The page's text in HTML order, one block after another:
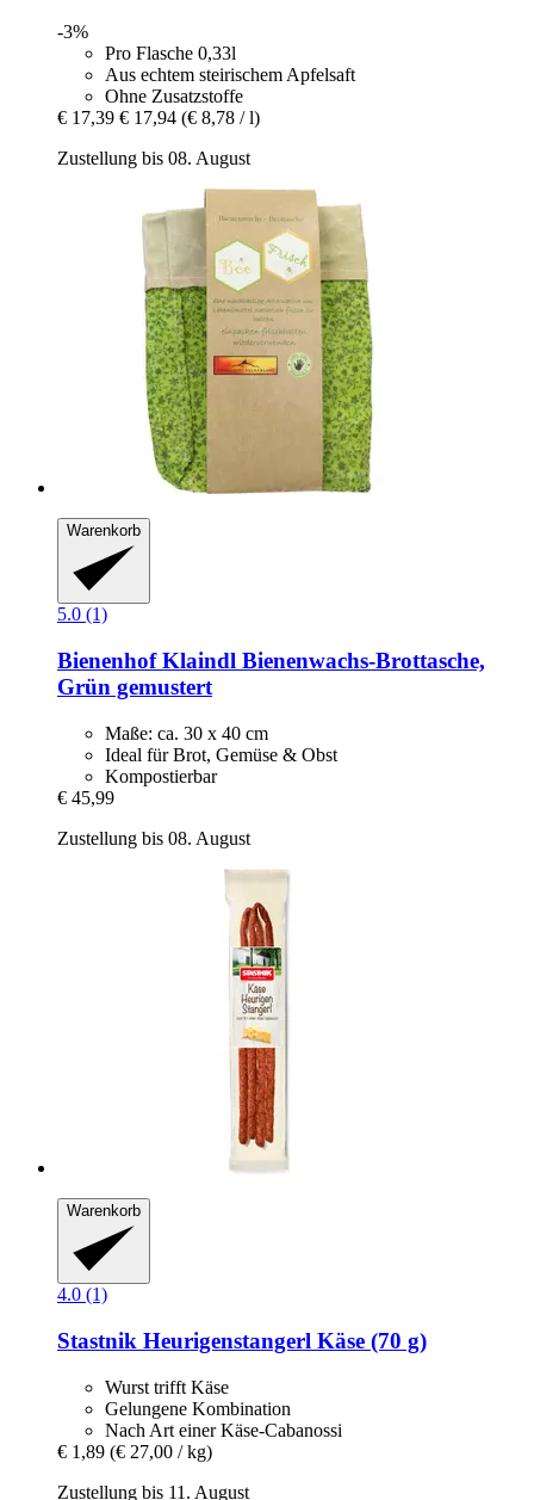
-3%
Pro Flasche 0,33l
Aus echtem steirischem Apfelsaft
Ohne Zusatzstoffe
€ 17,39 € 17,94 (€ 8,78 / l)
Zustellung bis 08. August
Warenkorb
5.0 (1)
Bienenhof Klaindl Bienenwachs-​Brottasche,
Grün gemustert
Maße: ca. 30 x 40 cm
Ideal für Brot, Gemüse & Obst
Kompostierbar
€ 45,99
Zustellung bis 08. August
Warenkorb
4.0 (1)
Stastnik Heurigenstangerl Käse (70 g)
Wurst trifft Käse
Gelungene Kombination
Nach Art einer Käse-Cabanossi
€ 1,89 (€ 27,00 / kg)
Zustellung bis 11. August